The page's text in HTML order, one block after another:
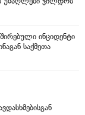
ინციდენტი
საქმეთა